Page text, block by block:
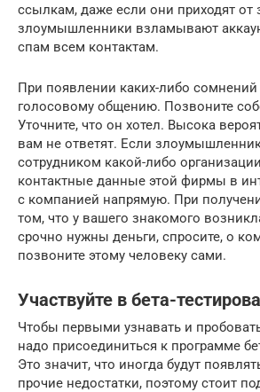
ссылкам, даже если они приходят
злоумышленники взламывают
спам всем контактам.
При появлении каких-либо сомнений
голосовому общению. Позвоните
Уточните, что он хотел. Высока
вам не ответят. Если
сотрудником какой-либо
контактные данные этой фирмы в
с компанией напрямую. При
том, что у вашего знакомого
срочно нужны деньги, спросите, о
позвоните этому человеку сами.
Участвуйте в бета-
Чтобы первыми узнавать и
надо присоединиться к программе
Это значит, что иногда будут
прочие недостатки, поэтому стоит